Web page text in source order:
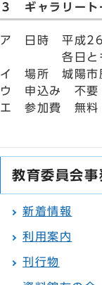
３ ギャラリート
ア 日時 平成26
各日とも午
イ 場所 城陽市
ウ 申込み 不要
エ 参加費 無料
教育委員会
新着情報
利用案内
刊行物